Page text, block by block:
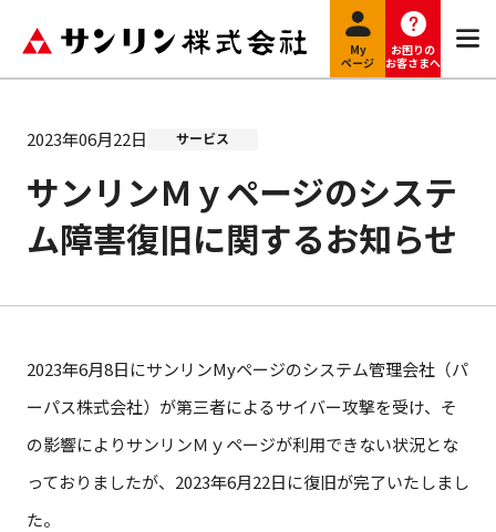
My
ページ
お困りの
お客さまへ
2023年06月22日 サービス
サンリンＭｙページのシステ
ム障害復旧に関するお知らせ
2023年6月8日にサンリンMyページのシステム管理会社（パ
ーパス株式会社）が第三者によるサイバー攻撃を受け、そ
の影響によりサンリンＭｙページが利用できない状況とな
っておりましたが、2023年6月22日に復旧が完了いたしまし
た。